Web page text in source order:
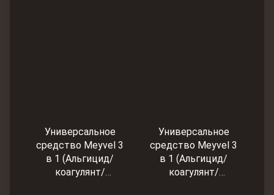
Универсальное
средство Meyvel 3
в 1 (Альгицид/
коагулянт/
Универсальное
средство Meyvel 3
в 1 (Альгицид/
коагулянт/